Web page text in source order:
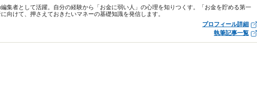
集者として活躍。自分の経験から「お金に弱い人」の心理を知りつくす。「お金を貯める第一
向けて、押さえておきたいマネーの基礎知識を発信します。
プロフィール詳細
執筆記事一覧